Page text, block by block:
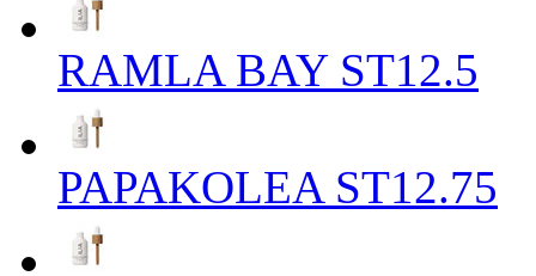
RAMLA BAY ST12.5
PAPAKOLEA ST12.75